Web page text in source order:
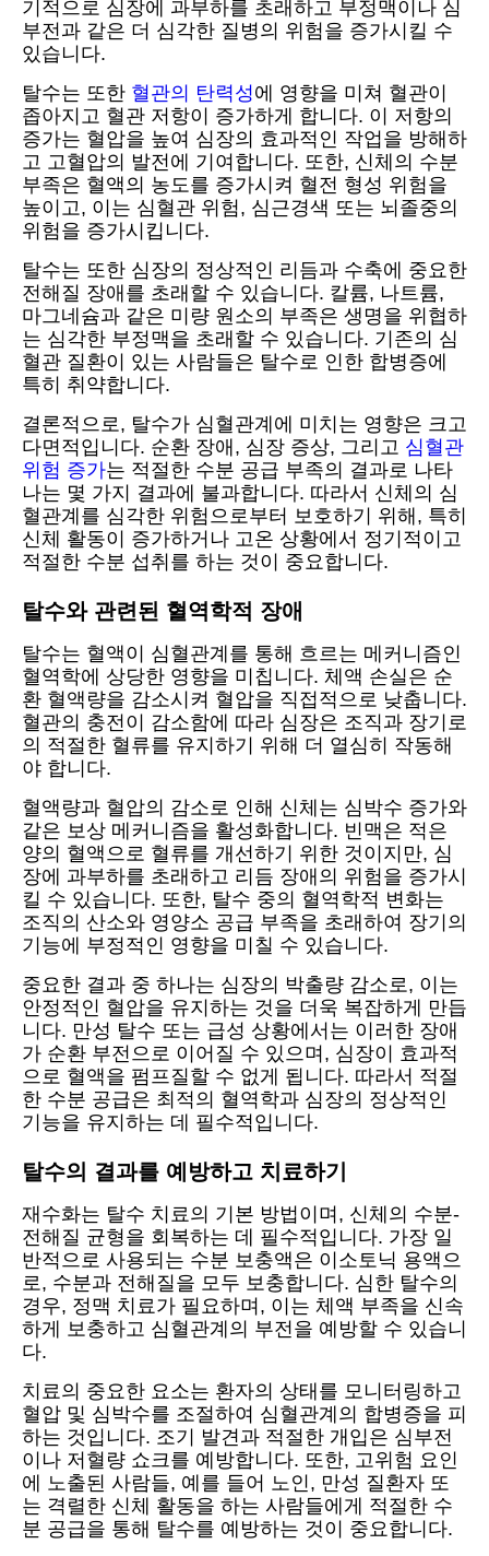
기적으로 심장에 과부하를 초래하고 부정맥이나 심
부전과 같은 더 심각한 질병의 위험을 증가시킬 수
있습니다.
탈수는 또한 혈관의 탄력성에 영향을 미쳐 혈관이
좁아지고 혈관 저항이 증가하게 합니다. 이 저항의
증가는 혈압을 높여 심장의 효과적인 작업을 방해하
고 고혈압의 발전에 기여합니다. 또한, 신체의 수분
부족은 혈액의 농도를 증가시켜 혈전 형성 위험을
높이고, 이는 심혈관 위험, 심근경색 또는 뇌졸중의
위험을 증가시킵니다.
탈수는 또한 심장의 정상적인 리듬과 수축에 중요한
전해질 장애를 초래할 수 있습니다. 칼륨, 나트륨,
마그네슘과 같은 미량 원소의 부족은 생명을 위협하
는 심각한 부정맥을 초래할 수 있습니다. 기존의 심
혈관 질환이 있는 사람들은 탈수로 인한 합병증에
특히 취약합니다.
결론적으로, 탈수가 심혈관계에 미치는 영향은 크고
다면적입니다. 순환 장애, 심장 증상, 그리고 심혈관
위험 증가는 적절한 수분 공급 부족의 결과로 나타
나는 몇 가지 결과에 불과합니다. 따라서 신체의 심
혈관계를 심각한 위험으로부터 보호하기 위해, 특히
신체 활동이 증가하거나 고온 상황에서 정기적이고
적절한 수분 섭취를 하는 것이 중요합니다.
탈수와 관련된 혈역학적 장애
탈수는 혈액이 심혈관계를 통해 흐르는 메커니즘인
혈역학에 상당한 영향을 미칩니다. 체액 손실은 순
환 혈액량을 감소시켜 혈압을 직접적으로 낮춥니다.
혈관의 충전이 감소함에 따라 심장은 조직과 장기로
의 적절한 혈류를 유지하기 위해 더 열심히 작동해
야 합니다.
혈액량과 혈압의 감소로 인해 신체는 심박수 증가와
같은 보상 메커니즘을 활성화합니다. 빈맥은 적은
양의 혈액으로 혈류를 개선하기 위한 것이지만, 심
장에 과부하를 초래하고 리듬 장애의 위험을 증가시
킬 수 있습니다. 또한, 탈수 중의 혈역학적 변화는
조직의 산소와 영양소 공급 부족을 초래하여 장기의
기능에 부정적인 영향을 미칠 수 있습니다.
중요한 결과 중 하나는 심장의 박출량 감소로, 이는
안정적인 혈압을 유지하는 것을 더욱 복잡하게 만듭
니다. 만성 탈수 또는 급성 상황에서는 이러한 장애
가 순환 부전으로 이어질 수 있으며, 심장이 효과적
으로 혈액을 펌프질할 수 없게 됩니다. 따라서 적절
한 수분 공급은 최적의 혈역학과 심장의 정상적인
기능을 유지하는 데 필수적입니다.
탈수의 결과를 예방하고 치료하기
재수화는 탈수 치료의 기본 방법이며, 신체의 수분-
전해질 균형을 회복하는 데 필수적입니다. 가장 일
반적으로 사용되는 수분 보충액은 이소토닉 용액으
로, 수분과 전해질을 모두 보충합니다. 심한 탈수의
경우, 정맥 치료가 필요하며, 이는 체액 부족을 신속
하게 보충하고 심혈관계의 부전을 예방할 수 있습니
다.
치료의 중요한 요소는 환자의 상태를 모니터링하고
혈압 및 심박수를 조절하여 심혈관계의 합병증을 피
하는 것입니다. 조기 발견과 적절한 개입은 심부전
이나 저혈량 쇼크를 예방합니다. 또한, 고위험 요인
에 노출된 사람들, 예를 들어 노인, 만성 질환자 또
는 격렬한 신체 활동을 하는 사람들에게 적절한 수
분 공급을 통해 탈수를 예방하는 것이 중요합니다.